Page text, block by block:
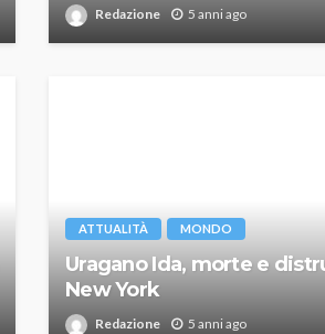
Redazione 5 anni ago
ATTUALITÀ MONDO
Uragano Ida, morte e
New York
Redazione 5 anni ago